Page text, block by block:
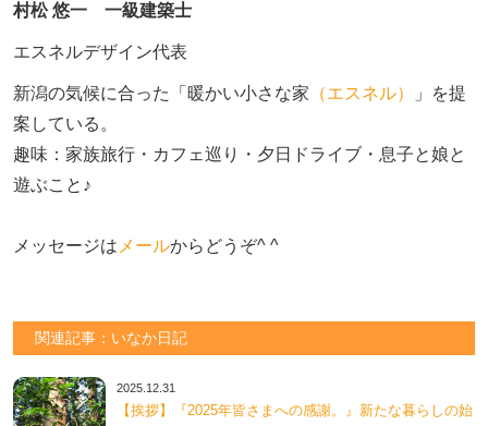
村松 悠一 一級建築士
エスネルデザイン代表
新潟の気候に合った「暖かい小さな家 （エスネル）
」を提
案している。
趣味：家族旅行・カフェ巡り・夕日ドライブ・息子と娘と
遊ぶこと♪
メッセージは メールからどうぞ^ ^
関連記事：いなか日記
2025.12.31
【挨拶】『2025年皆さまへの感謝。』新たな暮らしの始